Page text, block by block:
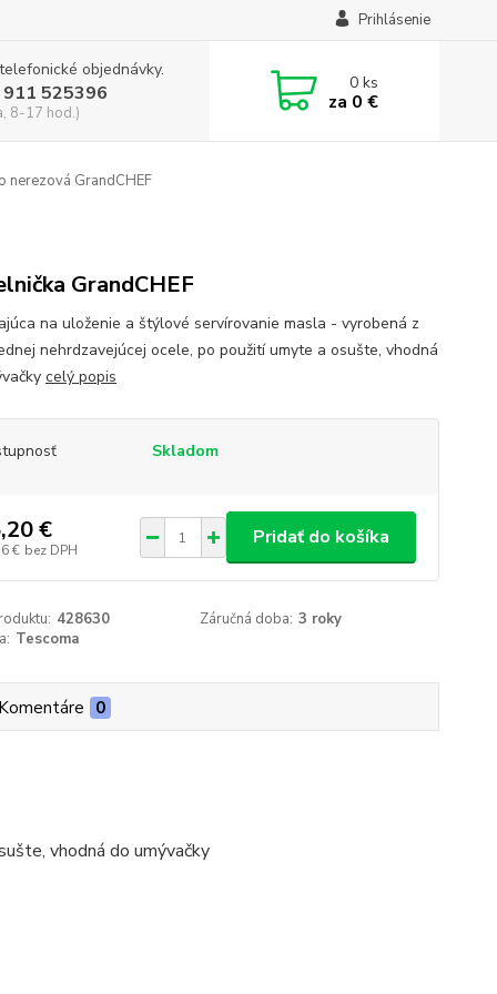
Prihlásenie
objednávky.
525396
8-17 hod.)
0ks
za 0 €
nerezová GrandCHEF
GrandCHEF
na uloženie a štýlové servírovanie masla - vyrobená z
nehrdzavejúcej ocele, po použití umyte a osušte, vhodná
celý popis
Skladom
€
€ bez DPH
Pridať do košíka
428630 Záručná doba: 3 roky
Tescoma
0
vhodná do umývačky